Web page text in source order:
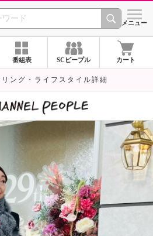
CHANNEL シメニュー
番組表 SCピープル カート
リング・ライフスタイル詳細